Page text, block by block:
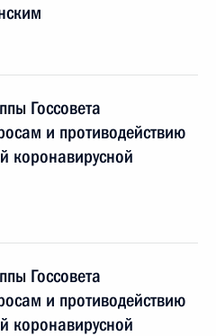
Госсовета
и противодействию
коронавирусной
Госсовета
и противодействию
коронавирусной